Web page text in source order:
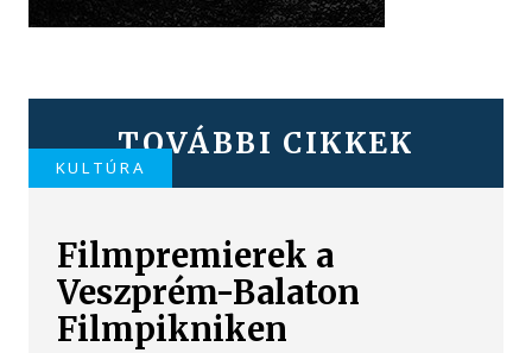
TOVÁBBI CIKKEK
KULTÚRA
Filmpremierek a
Veszprém-Balaton
Filmpikniken